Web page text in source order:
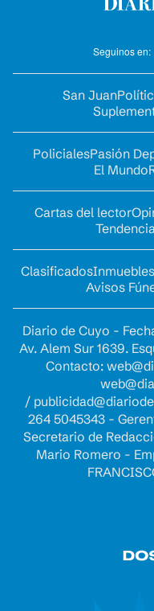
Seguinos en:
San Juan
PolicialesPasión
El Mundo
Cartas del lector
ClasificadosInmuebles
Avisos
Diario de Cuyo -
Av. Alem Sur 1639.
Contacto:
/
264 5045343 -
Secretario de
Mario Romero -